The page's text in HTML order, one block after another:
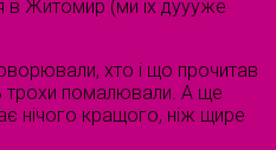
в Житомир (ми їх дуууже
хто і що прочитав
трохи помалювали. А ще
нічого кращого, ніж щире